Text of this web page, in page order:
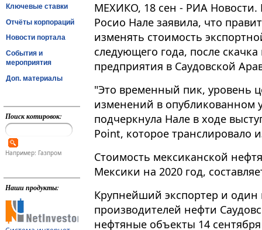
Ключевые ставки
Отчёты корпораций
Новости портала
События и
мероприятия
Доп. материалы
Поиск котировок:
Например: Газпром
Наши продукты:
МЕХИКО, 18 сен - РИА
Росио Нале заявила, что
изменять стоимость
следующего года, после
предприятия в Саудовской
"Это временный пик, уровень
изменений в опубликованном
подчеркнула Нале в ходе
Point, которое транслировало
Стоимость мексиканской
Мексики на 2020 год,
Крупнейший экспортер и
производителей нефти
нефтяные объекты 14